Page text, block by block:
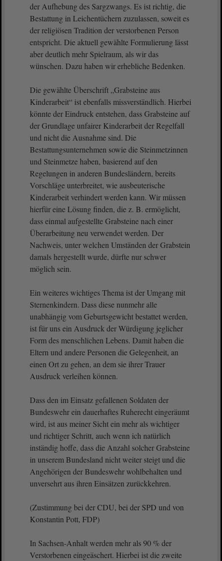
der Aufhebung des Sargzwangs. Es ist richtig, die
Bestattung in Leichentüchern zuzulassen, soweit es
der religiösen Tradition der verstorbenen Person
entspricht. Die aktuell gewählte Formulierung lässt
aber deutlich mehr Spielraum, als wir das
wünschen. Dazu haben wir erhebliche Bedenken.
Die gewählte Überschrift „Grabsteine aus
Kinderarbeit“ ist ebenfalls missverständlich. Hierbei
könnte der Eindruck entstehen, dass Grabsteine auf
der Grundlage unfairer Kinderarbeit der Regelfall
und nicht die Ausnahme sind. Die
Bestattungsunternehmen sowie die Steinmetzinnen
und Steinmetze haben, basierend auf den
Regelungen in anderen Bundesländern, bereits
Vorschläge unterbreitet, wie ausbeuterische
Kinderarbeit verhindert werden kann. Wir müssen
hierfür eine Lösung finden, die z. B. ermöglicht,
dass einmal aufgestellte Grabsteine nach einer
Überarbeitung neu verwendet werden. Der
Nachweis, unter welchen Umständen der Grabstein
damals hergestellt wurde, dürfte nur schwer
möglich sein.
Ein weiteres wichtiges Thema ist der Umgang mit
Sternenkindern. Dass diese nunmehr alle
unabhängig vom Geburtsgewicht bestattet werden,
ist für uns ein Ausdruck der Würdigung jeglicher
Form des menschlichen Lebens. Damit haben die
Eltern und andere Personen die Gelegenheit, an
einen Ort zu gehen, an dem sie ihrer Trauer
Ausdruck verleihen können.
Dass den im Einsatz gefallenen Soldaten der
Bundeswehr ein dauerhaftes Ruherecht eingeräumt
wird, ist aus meiner Sicht ein mehr als wichtiger
und richtiger Schritt, auch wenn ich natürlich
inständig hoffe, dass die Anzahl solcher Grabsteine
in unserem Bundesland nicht weiter steigt und die
Angehörigen der Bundeswehr wohlbehalten und
unversehrt aus ihren Einsätzen zurückkehren.
(Zustimmung bei der CDU, bei der SPD und von
Konstantin Pott, FDP)
In Sachsen-Anhalt werden mehr als 90 % der
Verstorbenen eingeäschert. Hierbei ist die zweite